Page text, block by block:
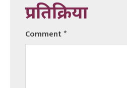
प्रतिक्रिया
Comment*